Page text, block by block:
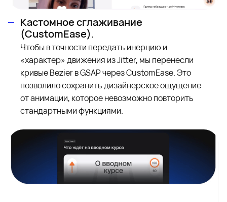
Кастомное сглаживание
(CustomEase).
Чтобы в точности передать инерцию и
«характер» движения из Jitter, мы перенесли
кривые Bezier в GSAP через CustomEase. Это
позволило сохранить дизайнерское ощущение
от анимации, которое невозможно повторить
стандартными функциями.